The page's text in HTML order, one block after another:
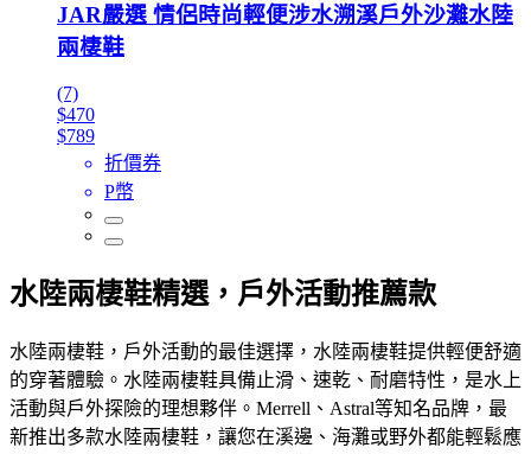
JAR嚴選 情侶時尚輕便涉水溯溪戶外沙灘水陸
兩棲鞋
(7)
$470
$789
折價券
P幣
水陸兩棲鞋精選，戶外活動推薦款
水陸兩棲鞋，戶外活動的最佳選擇，水陸兩棲鞋提供輕便舒適
的穿著體驗。水陸兩棲鞋具備止滑、速乾、耐磨特性，是水上
活動與戶外探險的理想夥伴。Merrell、Astral等知名品牌，最
新推出多款水陸兩棲鞋，讓您在溪邊、海灘或野外都能輕鬆應